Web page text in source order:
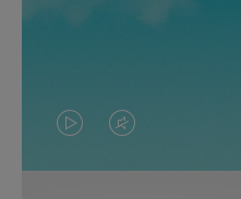
IL
VIDEO
IL
VIDEO